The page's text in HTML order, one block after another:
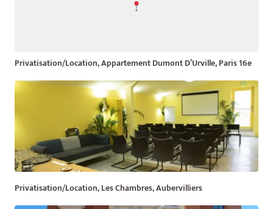
Privatisation/Location, Appartement Dumont D’Urville, Paris 16e
Privatisation/Location, Les Chambres, Aubervilliers